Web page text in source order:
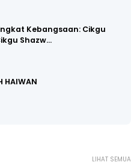
Kebangsaan: Cikgu
Shazw…
HAIWAN
LIHAT SEMUA